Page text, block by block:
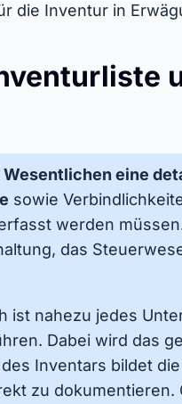
die Inventur in
eine
sowie
werden
das
ist nahezu jedes
Dabei wird das
Inventars bildet
zu dokumentieren.